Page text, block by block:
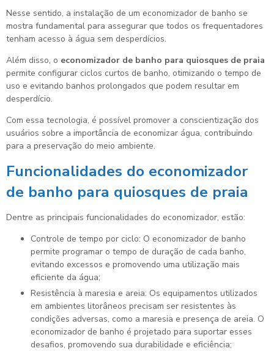
Nesse sentido, a instalação de um economizador de banho se
mostra fundamental para assegurar que todos os frequentadores
tenham acesso à água sem desperdícios.
Além disso, o economizador de banho para quiosques de praia
permite configurar ciclos curtos de banho, otimizando o tempo de
uso e evitando banhos prolongados que podem resultar em
desperdício.
Com essa tecnologia, é possível promover a conscientização dos
usuários sobre a importância de economizar água, contribuindo
para a preservação do meio ambiente.
Funcionalidades do economizador
de banho para quiosques de praia
Dentre as principais funcionalidades do economizador, estão:
Controle de tempo por ciclo: O economizador de banho
permite programar o tempo de duração de cada banho,
evitando excessos e promovendo uma utilização mais
eficiente da água;
Resistência à maresia e areia: Os equipamentos utilizados
em ambientes litorâneos precisam ser resistentes às
condições adversas, como a maresia e presença de areia. O
economizador de banho é projetado para suportar esses
desafios, promovendo sua durabilidade e eficiência;